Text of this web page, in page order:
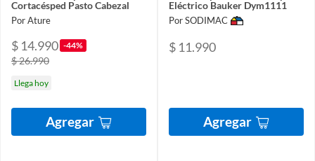
Cortacésped Pasto Cabezal
Por Ature
$ 14.990 -44%
$ 26.990
Llega hoy
Agregar
Eléctrico Bauker Dym1111
Por SODIMAC
$ 11.990
Agregar